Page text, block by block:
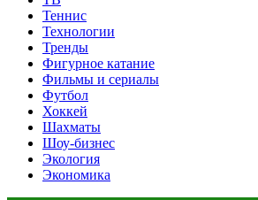
Теннис
Технологии
Тренды
Фигурное катание
Фильмы и сериалы
Футбол
Хоккей
Шахматы
Шоу-бизнес
Экология
Экономика